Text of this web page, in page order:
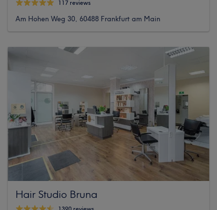
117 reviews
Am Hohen Weg 30, 60488 Frankfurt am Main
Hair Studio Bruna